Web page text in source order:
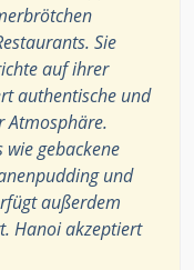
Sie
auf ihrer
authentische und
Atmosphäre.
gebackene
und
außerdem
Hanoi akzeptiert